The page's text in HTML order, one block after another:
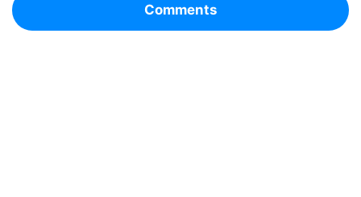
Comments